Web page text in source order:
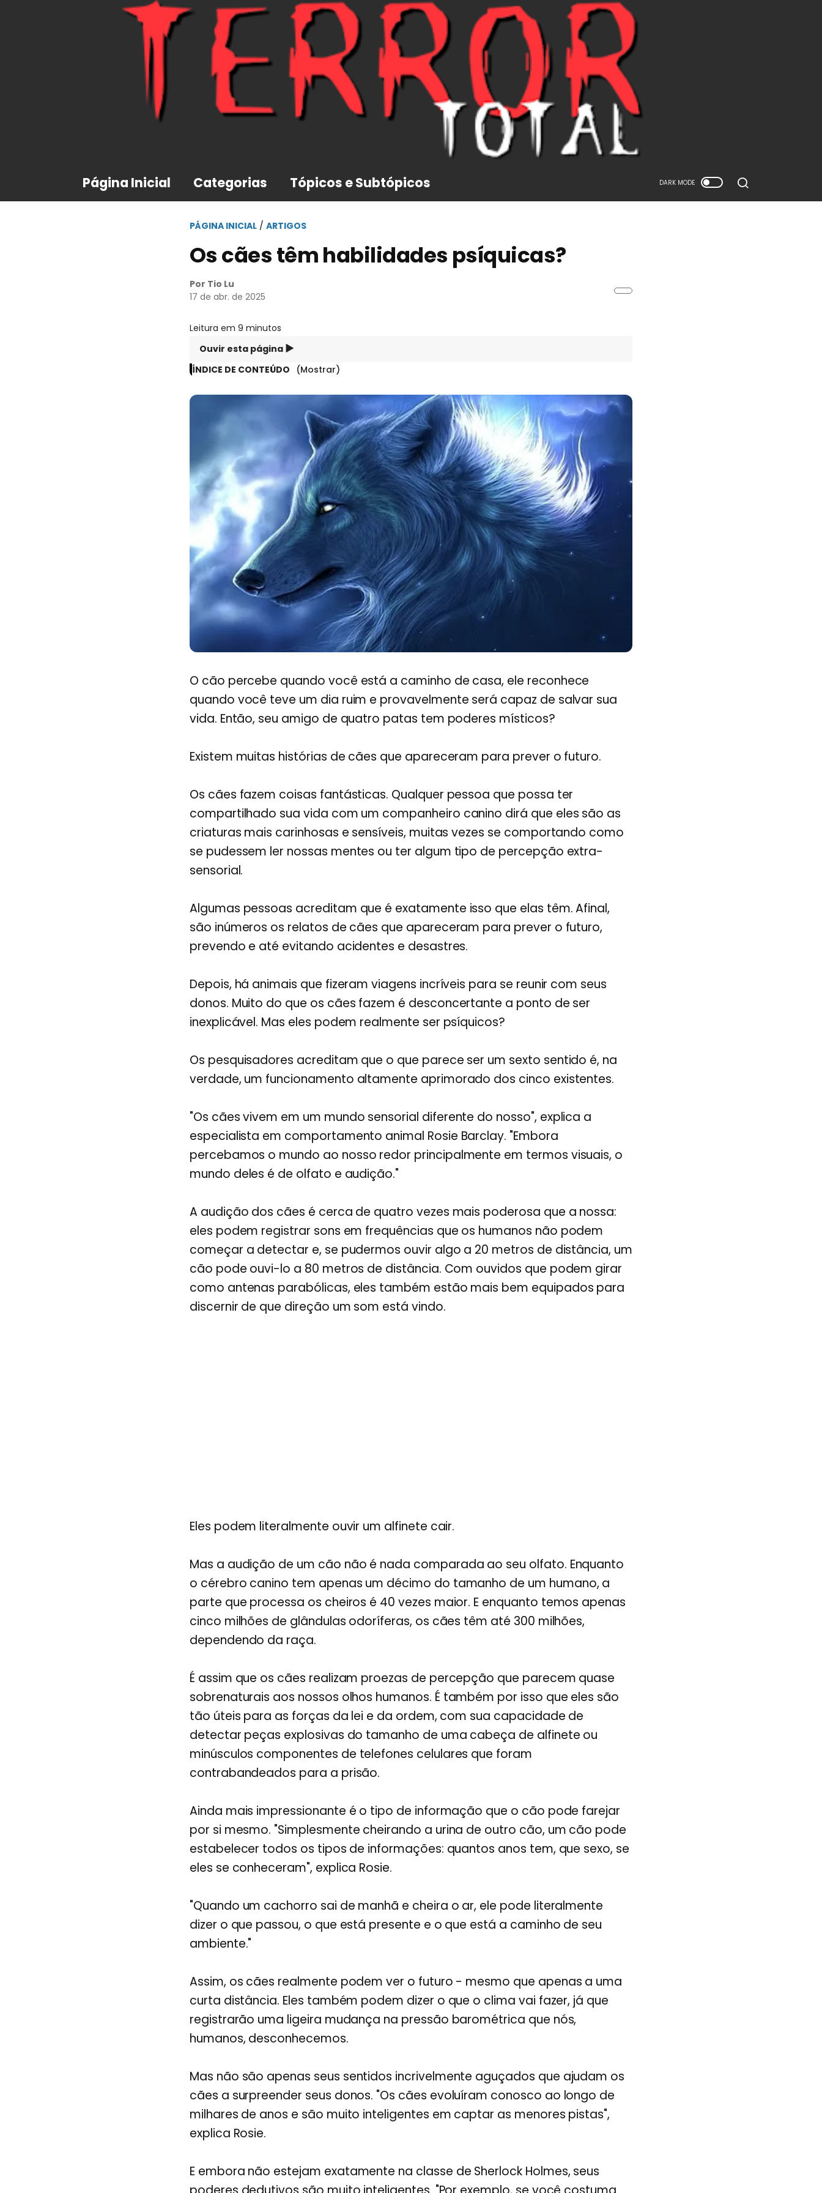
Página Inicial Categorias Tópicos e Subtópicos DARK MODE
PÁGINA INICIAL / ARTIGOS
Os cães têm habilidades psíquicas?
Por Tio Lu
17 de abr. de 2025
Leitura em 9 minutos
Ouvir esta página
ÍNDICE DE CONTEÚDO
(Mostrar)
O cão percebe quando você está a caminho de casa, ele reconhece
quando você teve um dia ruim e provavelmente será capaz de salvar sua
vida. Então, seu amigo de quatro patas tem poderes místicos?
Existem muitas histórias de cães que apareceram para prever o futuro.
Os cães fazem coisas fantásticas. Qualquer pessoa que possa ter
compartilhado sua vida com um companheiro canino dirá que eles são as
criaturas mais carinhosas e sensíveis, muitas vezes se comportando como
se pudessem ler nossas mentes ou ter algum tipo de percepção extra-
sensorial.
Algumas pessoas acreditam que é exatamente isso que elas têm. Afinal,
são inúmeros os relatos de cães que apareceram para prever o futuro,
prevendo e até evitando acidentes e desastres.
Depois, há animais que fizeram viagens incríveis para se reunir com seus
donos. Muito do que os cães fazem é desconcertante a ponto de ser
inexplicável. Mas eles podem realmente ser psíquicos?
Os pesquisadores acreditam que o que parece ser um sexto sentido é, na
verdade, um funcionamento altamente aprimorado dos cinco existentes.
"Os cães vivem em um mundo sensorial diferente do nosso", explica a
especialista em comportamento animal Rosie Barclay. "Embora
percebamos o mundo ao nosso redor principalmente em termos visuais, o
mundo deles é de olfato e audição."
A audição dos cães é cerca de quatro vezes mais poderosa que a nossa:
eles podem registrar sons em frequências que os humanos não podem
começar a detectar e, se pudermos ouvir algo a 20 metros de distância, um
cão pode ouvi-lo a 80 metros de distância. Com ouvidos que podem girar
como antenas parabólicas, eles também estão mais bem equipados para
discernir de que direção um som está vindo.
Eles podem literalmente ouvir um alfinete cair.
Mas a audição de um cão não é nada comparada ao seu olfato. Enquanto
o cérebro canino tem apenas um décimo do tamanho de um humano, a
parte que processa os cheiros é 40 vezes maior. E enquanto temos apenas
cinco milhões de glândulas odoríferas, os cães têm até 300 milhões,
dependendo da raça.
É assim que os cães realizam proezas de percepção que parecem quase
sobrenaturais aos nossos olhos humanos. É também por isso que eles são
tão úteis para as forças da lei e da ordem, com sua capacidade de
detectar peças explosivas do tamanho de uma cabeça de alfinete ou
minúsculos componentes de telefones celulares que foram
contrabandeados para a prisão.
Ainda mais impressionante é o tipo de informação que o cão pode farejar
por si mesmo. "Simplesmente cheirando a urina de outro cão, um cão pode
estabelecer todos os tipos de informações: quantos anos tem, que sexo, se
eles se conheceram", explica Rosie.
"Quando um cachorro sai de manhã e cheira o ar, ele pode literalmente
dizer o que passou, o que está presente e o que está a caminho de seu
ambiente."
Assim, os cães realmente podem ver o futuro - mesmo que apenas a uma
curta distância. Eles também podem dizer o que o clima vai fazer, já que
registrarão uma ligeira mudança na pressão barométrica que nós,
humanos, desconhecemos.
Mas não são apenas seus sentidos incrivelmente aguçados que ajudam os
cães a surpreender seus donos. "Os cães evoluíram conosco ao longo de
milhares de anos e são muito inteligentes em captar as menores pistas",
explica Rosie.
E embora não estejam exatamente na classe de Sherlock Holmes, seus